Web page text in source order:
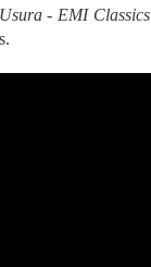
Usura - EMI Classics